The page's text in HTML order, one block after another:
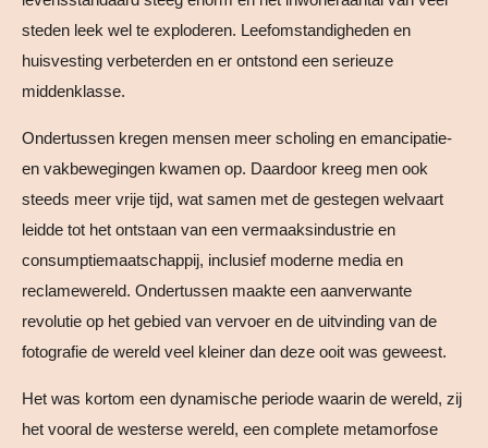
steden leek wel te exploderen. Leefomstandigheden en
huisvesting verbeterden en er ontstond een serieuze
middenklasse.
Ondertussen kregen mensen meer scholing en emancipatie-
en vakbewegingen kwamen op. Daardoor kreeg men ook
steeds meer vrije tijd, wat samen met de gestegen welvaart
leidde tot het ontstaan van een vermaaksindustrie en
consumptiemaatschappij, inclusief moderne media en
reclamewereld. Ondertussen maakte een aanverwante
revolutie op het gebied van vervoer en de uitvinding van de
fotografie de wereld veel kleiner dan deze ooit was geweest.
Het was kortom een dynamische periode waarin de wereld, zij
het vooral de westerse wereld, een complete metamorfose